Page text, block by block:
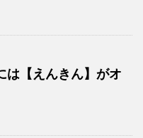
は【えんきん】がオ